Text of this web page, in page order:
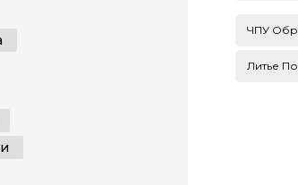
по
ЧПУ
Литье